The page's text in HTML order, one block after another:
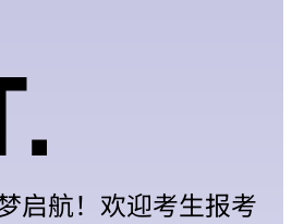
启航！欢迎考生报考